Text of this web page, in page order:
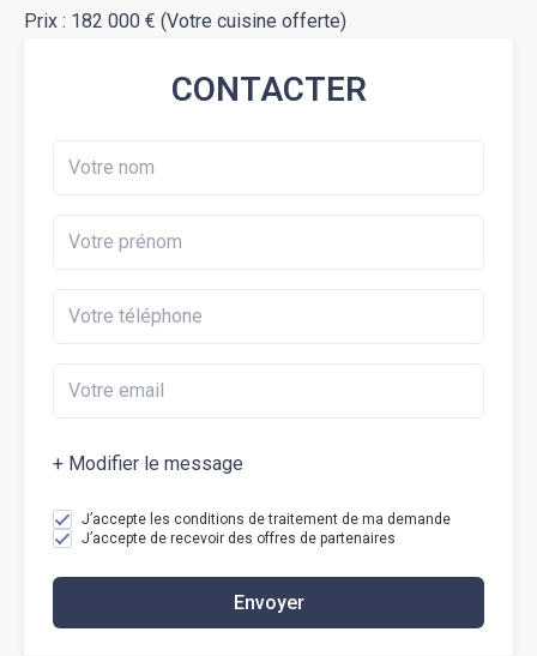
Prix : 182 000 € (Votre cuisine offerte)
CONTACTER
+ Modifier le message
J’accepte les conditions de traitement de ma demande
J’accepte de recevoir des offres de partenaires
Envoyer